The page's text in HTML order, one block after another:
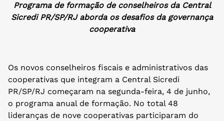
Programa de formação de conselheiros da Central
Sicredi PR/SP/RJ aborda os desafios da governança
cooperativa
Os novos conselheiros fiscais e administrativos das
cooperativas que integram a Central Sicredi
PR/SP/RJ começaram na segunda-feira, 4 de junho,
o programa anual de formação. No total 48
lideranças de nove cooperativas participaram do